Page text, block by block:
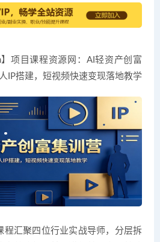
】项目课程资源网：AI轻资产创富
IP搭建，短视频快速变现落地教学
程汇聚四位行业实战导师，分层拆